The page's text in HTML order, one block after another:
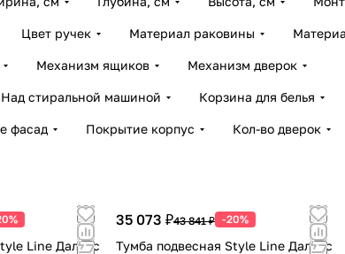
Цвет ручек Материал раковины
Механизм ящиков Механизм дверок
Над стиральной машиной Корзина для белья
фасад Покрытие корпус Кол-во дверок
Line Даллас
35 073 ₽43 841 ₽ -20%
Тумба подвесная Style Line Даллас